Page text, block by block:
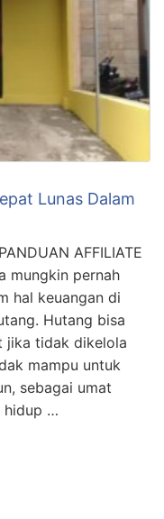
Lunas Dalam
AFFILIATE
mungkin pernah
hal keuangan di
Hutang bisa
jika tidak dikelola
mampu untuk
sebagai umat
hidup …